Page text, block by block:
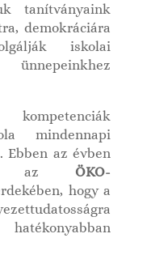
tanítványaink
demokráciára
iskolai
ünnepeinkhez
mindennapi
Ebben az évben
az
ÖKO-
hogy a